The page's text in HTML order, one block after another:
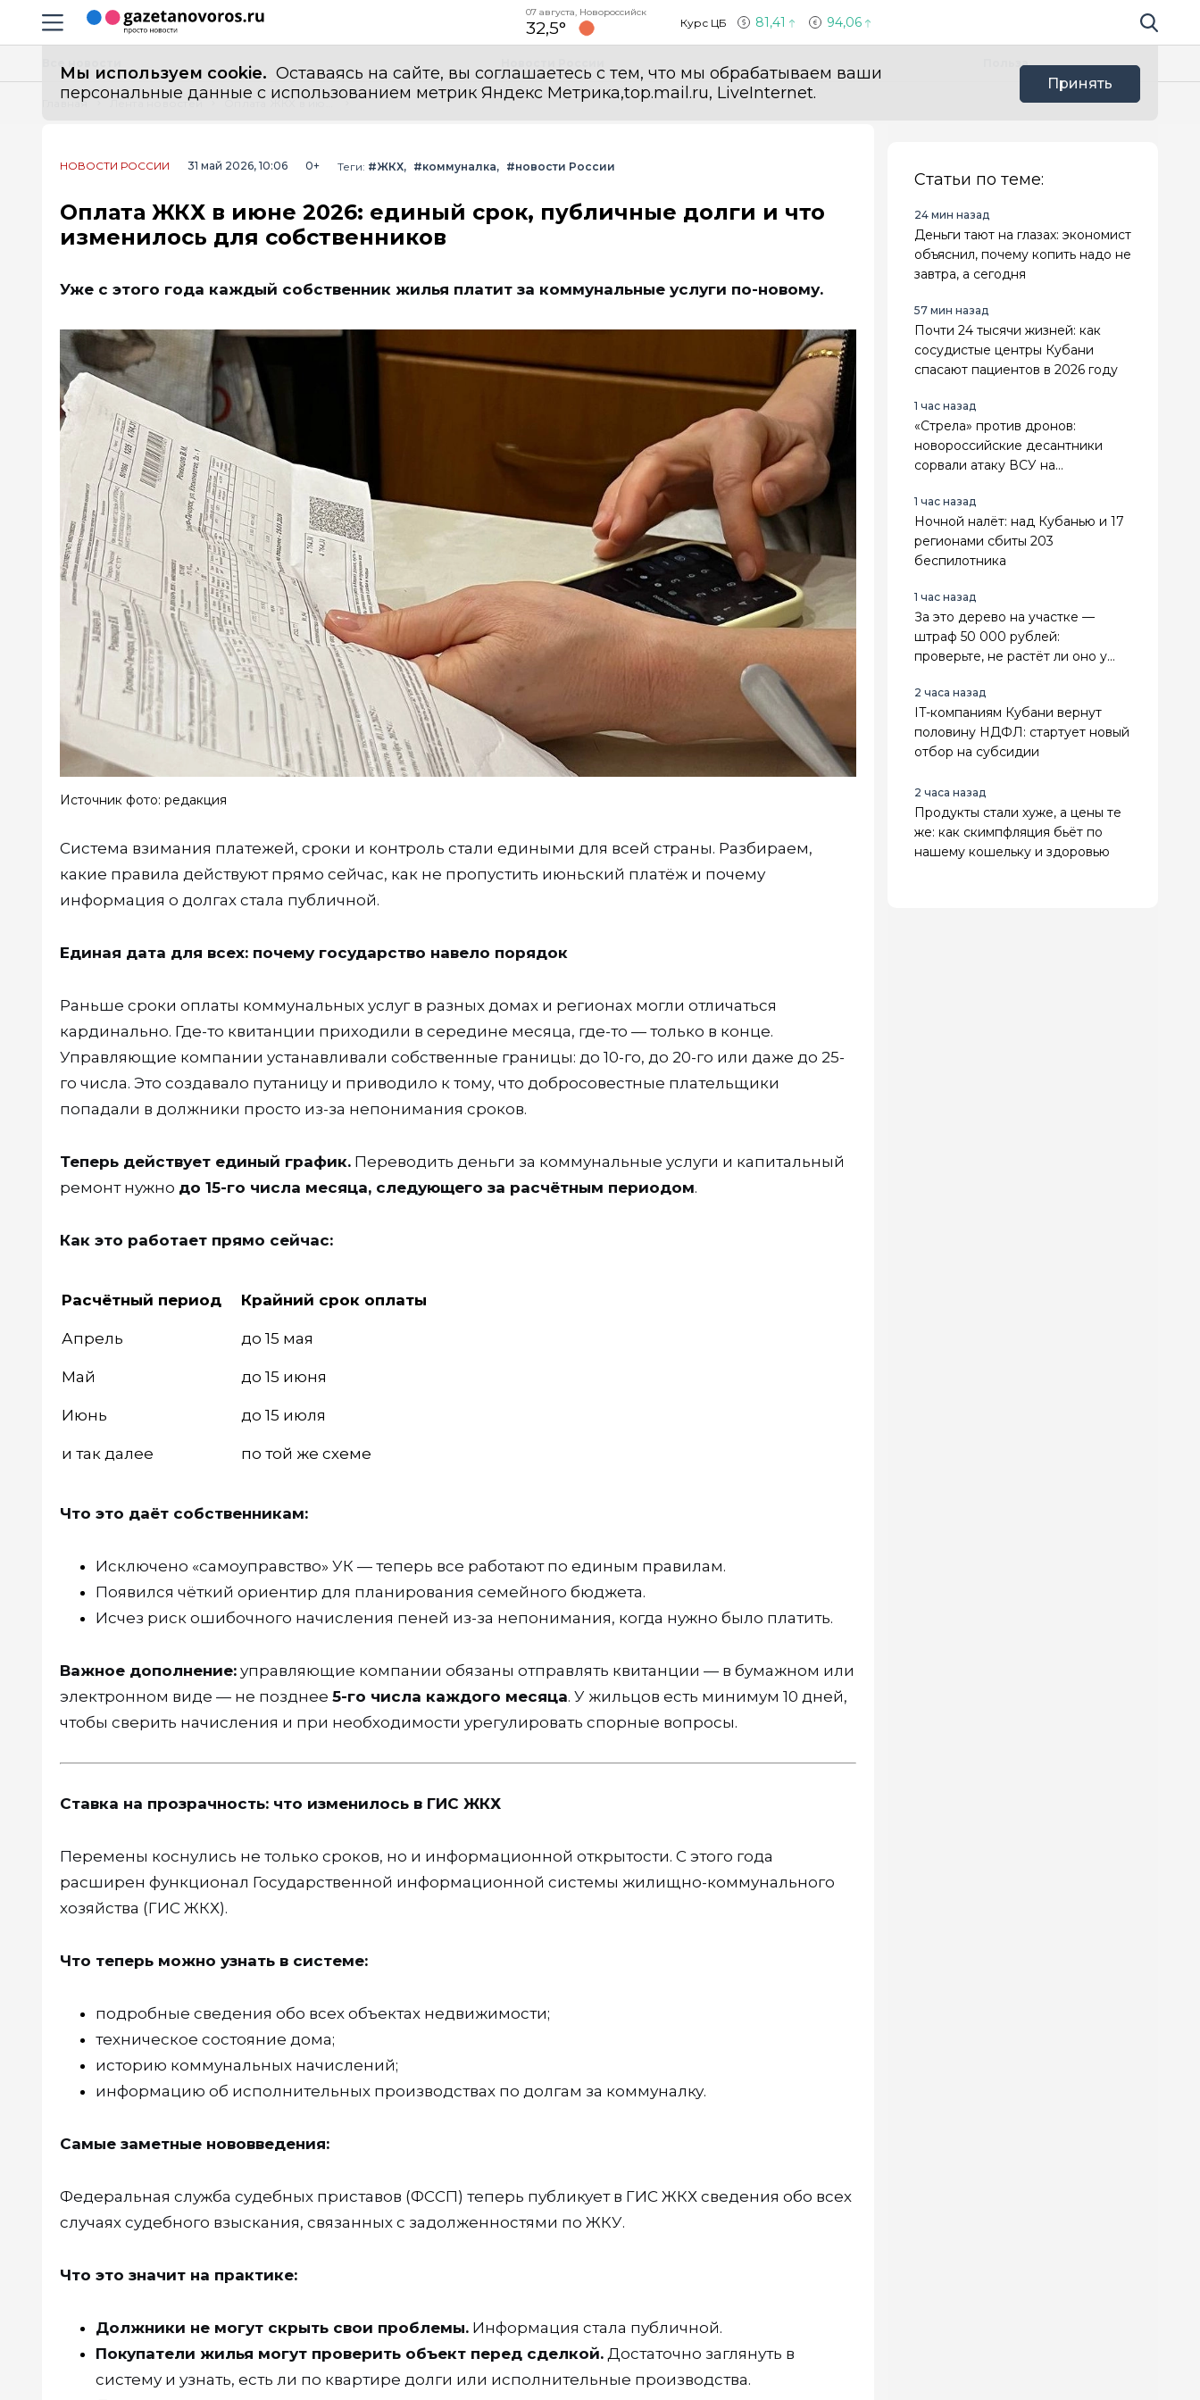
Навигация сайта
07 августа, Новороссийск
32,5° Курс ЦБ 81,41 94,06 Поиск по
Мы используем cookie. Оставаясь на сайте, вы соглашаетесь с тем, что мы обрабатываем ваши
персональные данные с использованием метрик Яндекс Метрика,top.mail.ru, LiveInternet.
Принять
Польза
Главная Лента новостей Оплата ЖКХ в июне 2026: единый срок, публичные долги и что изменилось для собственников
НОВОСТИ РОССИИ 31 май 2026, 10:06 0+ Теги: #ЖКХ #коммуналка #новости России
Оплата ЖКХ в июне 2026: единый срок, публичные долги и что
изменилось для собственников
Уже с этого года каждый собственник жилья платит за коммунальные услуги по-новому.
Источник фото: редакция
Система взимания платежей, сроки и контроль стали едиными для всей страны. Разбираем,
какие правила действуют прямо сейчас, как не пропустить июньский платёж и почему
информация о долгах стала публичной.
Единая дата для всех: почему государство навело порядок
Раньше сроки оплаты коммунальных услуг в разных домах и регионах могли отличаться
кардинально. Где-то квитанции приходили в середине месяца, где-то — только в конце.
Управляющие компании устанавливали собственные границы: до 10-го, до 20-го или даже до 25-
го числа. Это создавало путаницу и приводило к тому, что добросовестные плательщики
попадали в должники просто из-за непонимания сроков.
Теперь действует единый график. Переводить деньги за коммунальные услуги и капитальный
ремонт нужно до 15-го числа месяца, следующего за расчётным периодом.
Как это работает прямо сейчас:
Расчётный период Крайний срок оплаты
Апрель до 15 мая
Май до 15 июня
Июнь до 15 июля
и так далее по той же схеме
Что это даёт собственникам:
Исключено «самоуправство» УК — теперь все работают по единым правилам.
Появился чёткий ориентир для планирования семейного бюджета.
Исчез риск ошибочного начисления пеней из-за непонимания, когда нужно было платить.
Важное дополнение: управляющие компании обязаны отправлять квитанции — в бумажном или
электронном виде — не позднее 5-го числа каждого месяца. У жильцов есть минимум 10 дней,
чтобы сверить начисления и при необходимости урегулировать спорные вопросы.
Ставка на прозрачность: что изменилось в ГИС ЖКХ
Перемены коснулись не только сроков, но и информационной открытости. С этого года
расширен функционал Государственной информационной системы жилищно-коммунального
хозяйства (ГИС ЖКХ).
Что теперь можно узнать в системе:
подробные сведения обо всех объектах недвижимости;
техническое состояние дома;
историю коммунальных начислений;
информацию об исполнительных производствах по долгам за коммуналку.
Самые заметные нововведения:
Федеральная служба судебных приставов (ФССП) теперь публикует в ГИС ЖКХ сведения обо всех
случаях судебного взыскания, связанных с задолженностями по ЖКУ.
Что это значит на практике:
Должники не могут скрыть свои проблемы. Информация стала публичной.
Покупатели жилья могут проверить объект перед сделкой. Достаточно заглянуть в
систему и узнать, есть ли по квартире долги или исполнительные производства.
Статьи по теме:
24 мин назад
Деньги тают на глазах: экономист
объяснил, почему копить надо не
завтра, а сегодня
57 мин назад
Почти 24 тысячи жизней: как
сосудистые центры Кубани
спасают пациентов в 2026 году
1 час назад
«Стрела» против дронов:
новороссийские десантники
сорвали атаку ВСУ на
1 час назад
Ночной налёт: над Кубанью и 17
регионами сбиты 203
беспилотника
1 час назад
За это дерево на участке —
штраф 50 000 рублей:
проверьте, не растёт ли оно у
2 часа назад
IT-компаниям Кубани вернут
половину НДФЛ: стартует новый
отбор на субсидии
2 часа назад
Продукты стали хуже, а цены те
же: как скимпфляция бьёт по
нашему кошельку и здоровью